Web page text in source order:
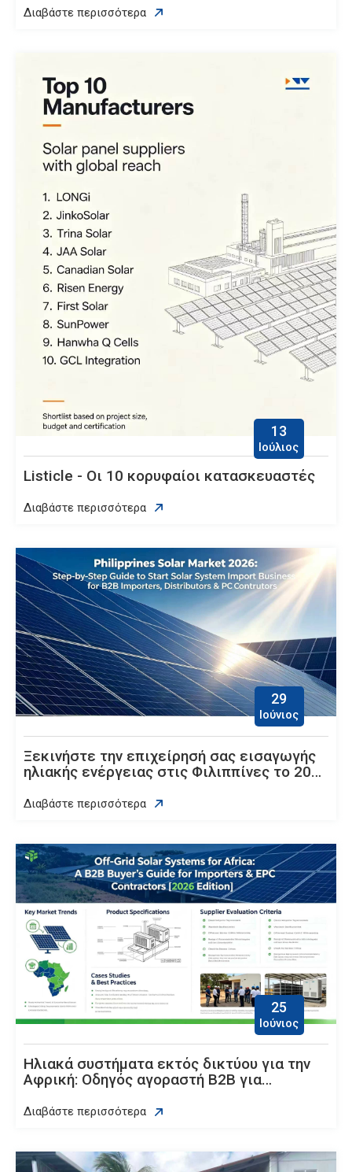
Διαβάστε περισσότερα
13
Ιούλιος
Listicle - Οι 10 κορυφαίοι κατασκευαστές
Διαβάστε περισσότερα
29
Ιούνιος
Ξεκινήστε την επιχείρησή σας εισαγωγής
ηλιακής ενέργειας στις Φιλιππίνες το 2026
εισαγωγείς, διανομείς και EPCs
Διαβάστε περισσότερα
25
Ιούνιος
Ηλιακά συστήματα εκτός δικτύου για την
Αφρική: Οδηγός αγοραστή B2B για
2026]
Διαβάστε περισσότερα